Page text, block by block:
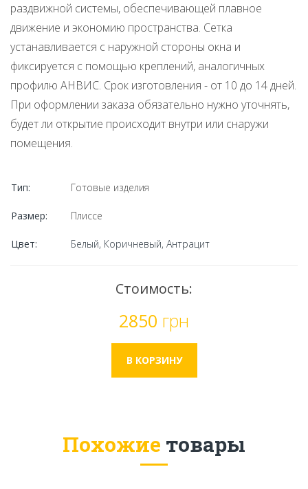
раздвижной системы, обеспечивающей плавное
движение и экономию пространства. Сетка
устанавливается с наружной стороны окна и
фиксируется с помощью креплений, аналогичных
профилю АНВИС. Срок изготовления - от 10 до 14 дней.
При оформлении заказа обязательно нужно уточнять,
будет ли открытие происходит внутри или снаружи
помещения.
Тип: Готовые изделия
Размер: Плиссе
Цвет: Белый, Коричневый, Антрацит
Стоимость:
2850 грн
Похожие товары